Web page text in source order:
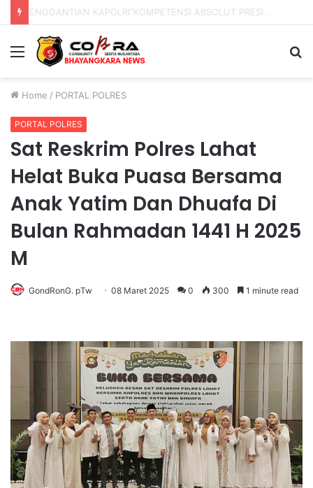
Menu
Home / PORTAL POLRES
PORTAL POLRES
Sat Reskrim Polres Lahat
Helat Buka Puasa Bersama
Anak Yatim Dan Dhuafa Di
Bulan Rahmadan 1441 H 2025
M
GondRonG. pTw 08 Maret 2025 0 300 1 minute read